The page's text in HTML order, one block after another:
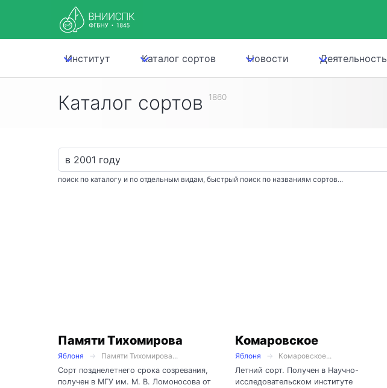
Институт Каталог сортов Новости Деятельность
Каталог сортов 1860
поиск по каталогу и по отдельным видам, быстрый поиск по названиям сортов...
Памяти Тихомирова
Яблоня
Памяти Тихомирова...
Сорт позднелетнего срока созревания,
получен в МГУ им. М. В. Ломоносова от
Комаровское
Яблоня
Комаровское...
Летний сорт. Получен в Научно-
исследовательском институте